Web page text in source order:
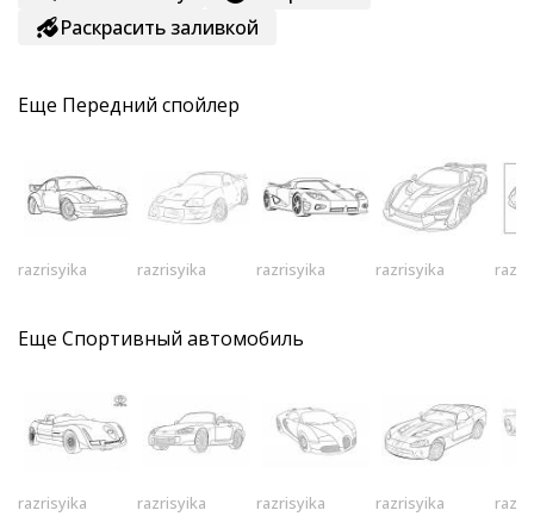
Раскрасить заливкой
Еще Передний спойлер
razrisyika razrisyika razrisyika razrisyika
Еще Спортивный автомобиль
razrisyika razrisyika razrisyika razrisyika